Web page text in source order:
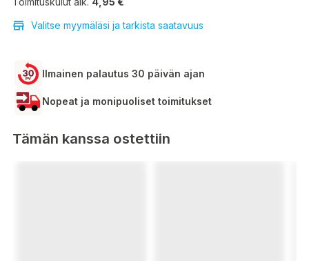
Valitse myymäläsi ja tarkista saatavuus
Ilmainen palautus 30 päivän ajan
Nopeat ja monipuoliset toimitukset
Tämän kanssa ostettiin